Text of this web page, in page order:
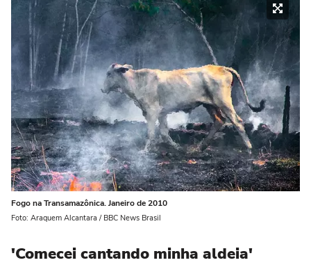
Fogo na Transamazônica. Janeiro de 2010
Foto: Araquem Alcantara / BBC News Brasil
'Comecei cantando minha aldeia'